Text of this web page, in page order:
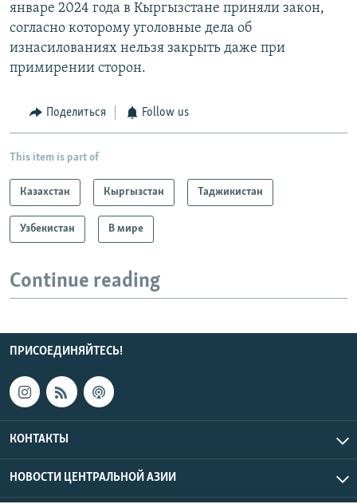
январе 2024 года в Кыргызстане приняли закон,
согласно которому уголовные дела об
изнасилованиях нельзя закрыть даже при
примирении сторон.
Поделиться Follow us
This item is part of
Казахстан Кыргызстан Таджикистан
Узбекистан В мире
Continue reading
ПРИСОЕДИНЯЙТЕСЬ!
КОНТАКТЫ
НОВОСТИ ЦЕНТРАЛЬНОЙ АЗИИ